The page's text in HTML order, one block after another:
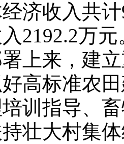
济收入共
2192.2万
上来，建
高标准农
训指导、
壮大村集